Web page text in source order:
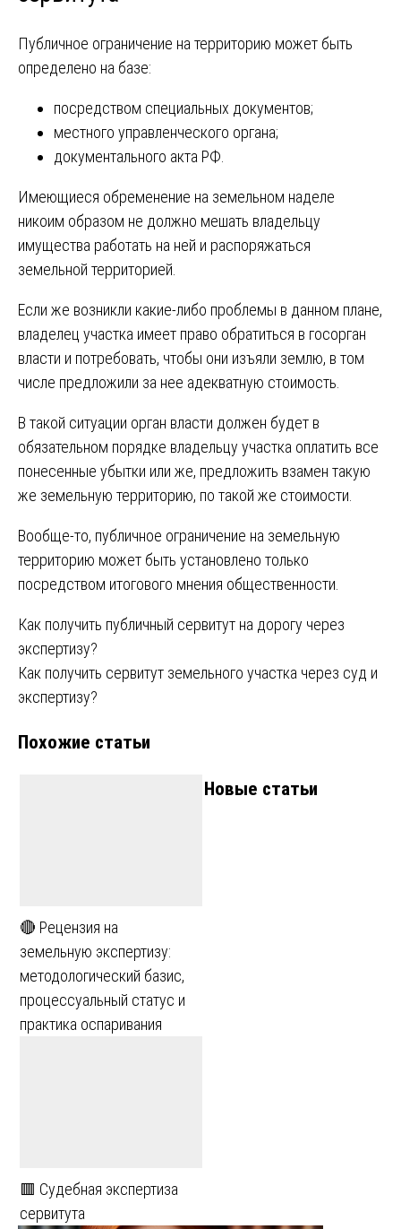
Публичное ограничение на территорию может быть
определено на базе:
посредством специальных документов;
местного управленческого органа;
документального акта РФ.
Имеющиеся обременение на земельном наделе
никоим образом не должно мешать владельцу
имущества работать на ней и распоряжаться
земельной территорией.
Если же возникли какие-либо проблемы в данном плане,
владелец участка имеет право обратиться в госорган
власти и потребовать, чтобы они изъяли землю, в том
числе предложили за нее адекватную стоимость.
В такой ситуации орган власти должен будет в
обязательном порядке владельцу участка оплатить все
понесенные убытки или же, предложить взамен такую
же земельную территорию, по такой же стоимости.
Вообще-то, публичное ограничение на земельную
территорию может быть установлено только
посредством итогового мнения общественности.
Навигация
по
записям
Как получить публичный сервитут на дорогу через
экспертизу?
Как получить сервитут земельного участка через суд и
экспертизу?
Похожие статьи
🔴 Рецензия на
земельную экспертизу:
методологический базис,
процессуальный статус и
практика оспаривания
🟥 Судебная экспертиза
сервитута
Новые статьи